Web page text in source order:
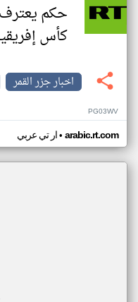
حكم يعترف
كأس إفريقيا
اخبار جزر القمر
PG03WV
ار تي عربي• arabic.rt.com